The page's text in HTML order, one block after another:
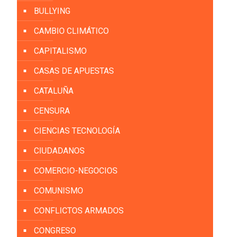
BULLYING
CAMBIO CLIMÁTICO
CAPITALISMO
CASAS DE APUESTAS
CATALUÑA
CENSURA
CIENCIAS TECNOLOGÍA
CIUDADANOS
COMERCIO-NEGOCIOS
COMUNISMO
CONFLICTOS ARMADOS
CONGRESO